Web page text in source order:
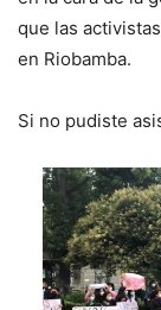
que las
en Riobamba.
Si no pudiste